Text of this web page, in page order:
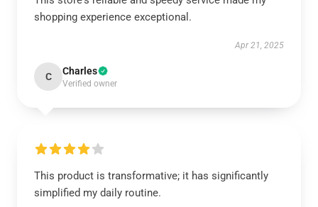
shopping experience exceptional.
Apr 21, 2025
C Charles
Verified owner
This product is transformative; it has significantly
simplified my daily routine.